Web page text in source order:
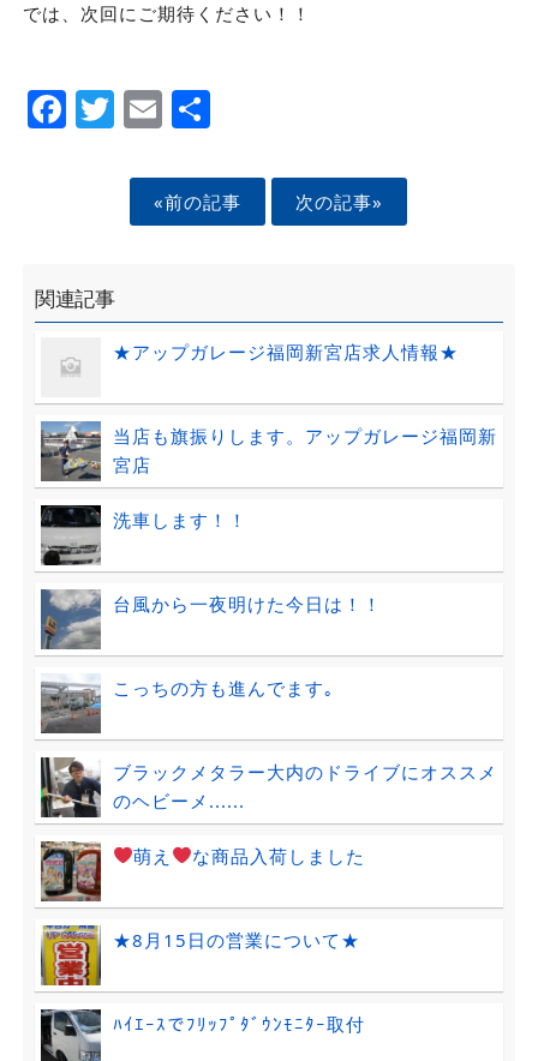
では、次回にご期待ください！！
Facebook
Twitter
EmailShare
«前の記事 次の記事»
関連記事
★アップガレージ福岡新宮店求人情報★
当店も旗振りします。アップガレージ福岡新
宮店
洗車します！！
台風から一夜明けた今日は！！
こっちの方も進んでます｡
ブラックメタラー大内のドライブにオススメ
のヘビーメ......
萌え な商品入荷しました
★8月15日の営業について★
ﾊｲｴｰｽでﾌﾘｯﾌﾟﾀﾞｳﾝﾓﾆﾀｰ取付